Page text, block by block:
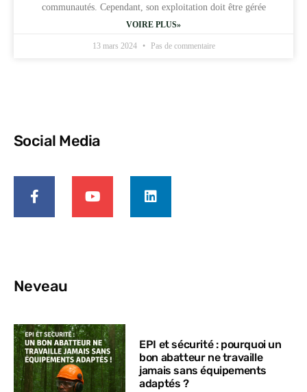
communautés. Cependant, son exploitation doit être gérée
VOIRE PLUS»
13 mars 2024 Pas de commentaire
Social Media
Neveau
EPI et sécurité : pourquoi un
bon abatteur ne travaille
jamais sans équipements
adaptés ?